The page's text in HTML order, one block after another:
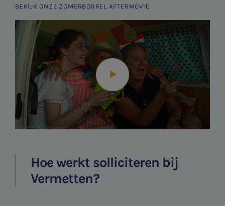
BEKIJK ONZE ZOMERBORREL AFTERMOVIE
Hoe werkt solliciteren bij
Vermetten?